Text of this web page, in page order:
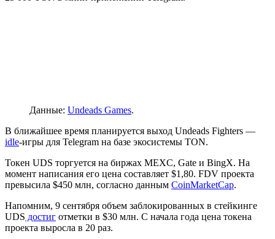
Данные: Undeads Games.
В ближайшее время планируется выход Undeads Fighters —
idle-игры для Telegram на базе экосистемы TON.
Токен UDS торгуется на биржах MEXC, Gate и BingX. На
момент написания его цена составляет $1,80. FDV проекта
превысила $450 млн, согласно данным CoinMarketCap.
Напомним, 9 сентября объем заблокированных в стейкинге
UDS достиг отметки в $30 млн. С начала года цена токена
проекта выросла в 20 раз.